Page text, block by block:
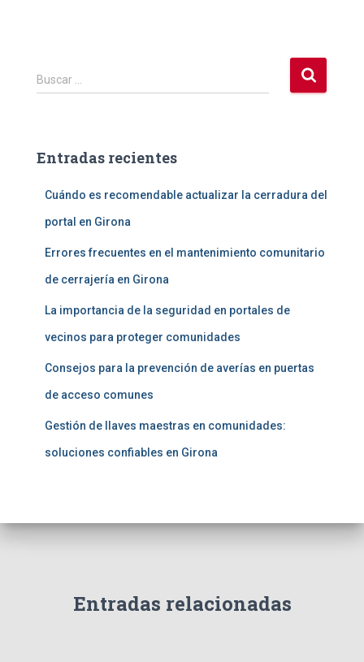
B
u
r
Buscar …
Entradas recientes
Cuándo es recomendable actualizar la cerradura del
portal en Girona
Errores frecuentes en el mantenimiento comunitario
de cerrajería en Girona
La importancia de la seguridad en portales de
vecinos para proteger comunidades
Consejos para la prevención de averías en puertas
de acceso comunes
Gestión de llaves maestras en comunidades:
soluciones confiables en Girona
Entradas relacionadas